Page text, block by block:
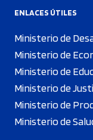
ENLACES ÚTILES
Ministerio de
Ministerio de
Ministerio de
Ministerio de
Ministerio de
Ministerio de